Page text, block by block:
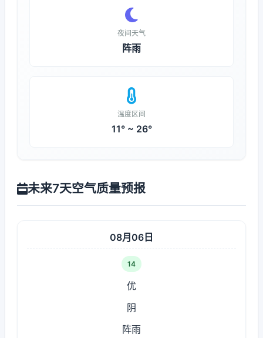
夜间天气
阵雨
温度区间
11° ~ 26°
未来7天空气质量预报
08月06日
14
优
阴
阵雨